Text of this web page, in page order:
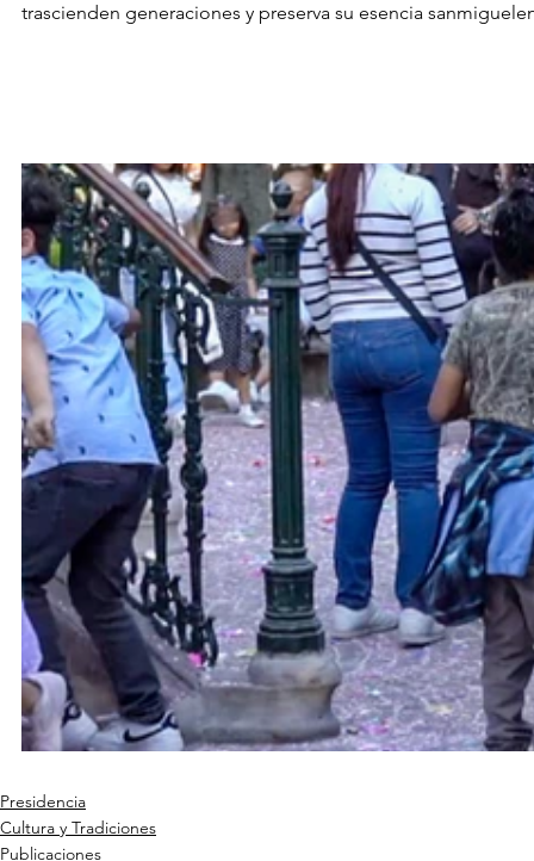
trascienden generaciones y preserva su esencia
Presidencia
Cultura y Tradiciones
Publicaciones